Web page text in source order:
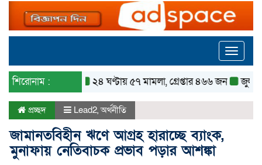
Toggle
শিরোনাম : ২৪ ঘণ্টায় ৫৭ মামলা, গ্রেপ্তার ৪৬৬ জন জুলাইয়ে
প্রচ্ছদ Lead2,অর্থনীতি
জামানতবিহীন ঋণে আগ্রহ হারাচ্ছে ব্যাংক,
মুনাফায় নেতিবাচক প্রভাব পড়ার আশঙ্কা